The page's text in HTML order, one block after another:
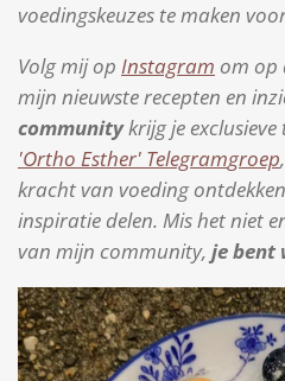
voedingskeuzes te maken
Volg mij op Instagram om op
mijn nieuwste recepten en
communitykrijg je
'Ortho Esther' Telegramgroep
kracht van voeding
inspiratie delen. Mis het niet
van mijn community, je bent